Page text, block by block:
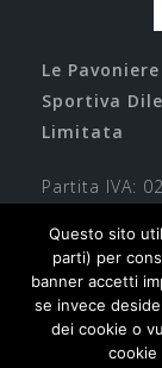
Le
Sportiva
Limitata
Partita IVA:
Questo sito
parti) per
banner accetti
se invece
dei cookie o
cookie